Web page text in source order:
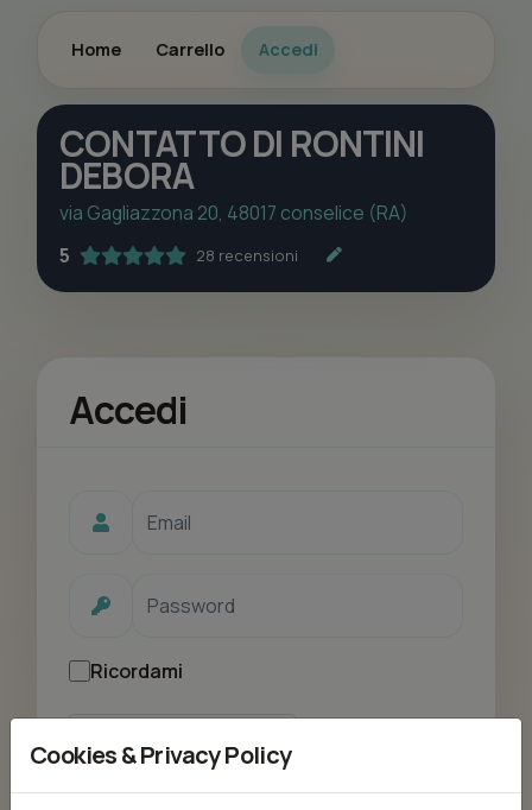
Home Carrello Accedi
CONTATTO DI RONTINI
DEBORA
via Gagliazzona 20, 48017 conselice (RA)
5
28 recensioni
Accedi
Ricordami
Cookies & Privacy Policy